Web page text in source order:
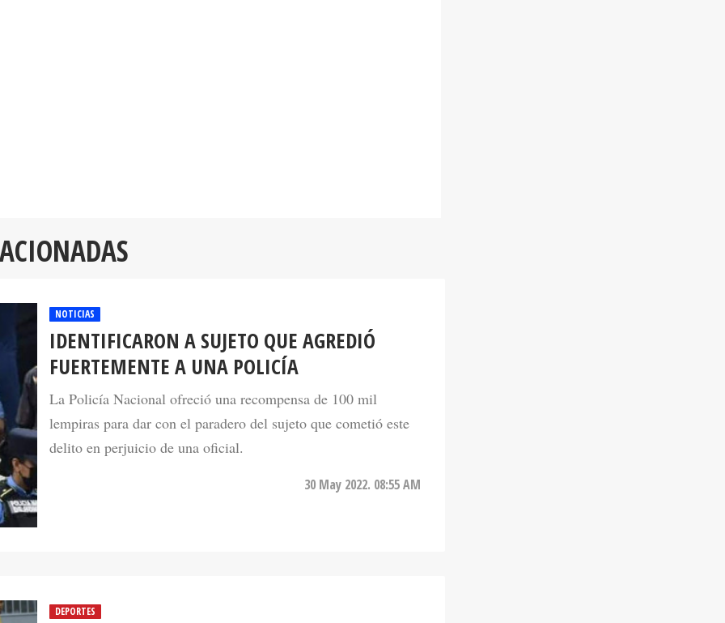
NOTICIAS
IDENTIFICARON A SUJETO QUE AGREDIÓ
FUERTEMENTE A UNA POLICÍA
La Policía Nacional ofreció una recompensa de 100 mil
lempiras para dar con el paradero del sujeto que cometió este
delito en perjuicio de una oficial.
30 May 2022. 08:55 AM
DEPORTES